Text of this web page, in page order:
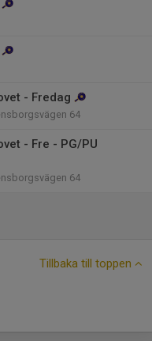
- Fredag
64
- Fre - PG/PU
64
Tillbaka till toppen